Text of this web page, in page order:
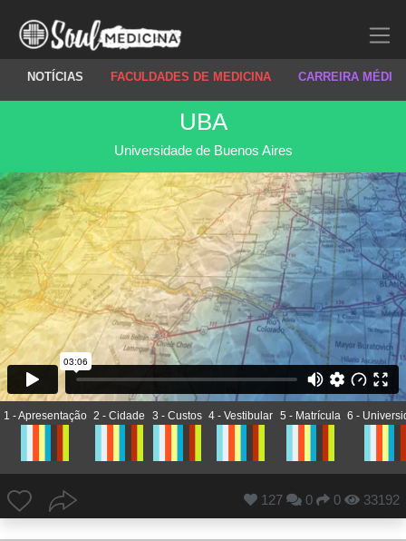
NOTÍCIAS FACULDADES DE MEDICINA CARREIRA
UBA
Universidade de Buenos Aires
1 - Apresentação 2 - Cidade 3 - Custos 4 - Vestibular 5 - Matrícula 6 -
127 0 0 33192